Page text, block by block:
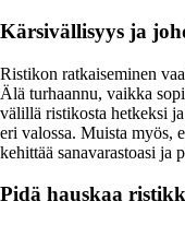
Kärsivällisyys ja
Ristikon ratkaiseminen
Älä turhaannu, vaikka
välillä ristikosta hetkeksi ja
eri valossa. Muista myös,
kehittää sanavarastoasi ja
Pidä hauskaa